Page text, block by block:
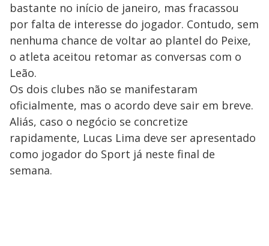
bastante no início de janeiro, mas fracassou
por falta de interesse do jogador. Contudo, sem
nenhuma chance de voltar ao plantel do Peixe,
o atleta aceitou retomar as conversas com o
Leão.
Os dois clubes não se manifestaram
oficialmente, mas o acordo deve sair em breve.
Aliás, caso o negócio se concretize
rapidamente, Lucas Lima deve ser apresentado
como jogador do Sport já neste final de
semana.